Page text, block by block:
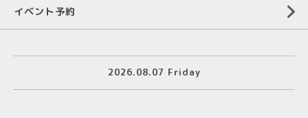
イベント予約
2026.08.07 Friday